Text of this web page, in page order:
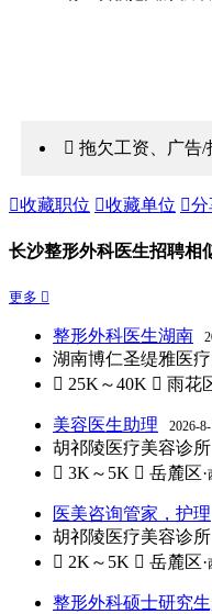
 拖欠工资、广告
收藏职位 收藏单位 分
长沙整形外科医生招聘相
更多 
整形外科医生湖南
湖南博仁圣缇雅医
 25K～40K  雨花
美容医生助理 2026-
胡祁陵医疗美容诊所
 3K～5K  岳麓区·
医美咨询管家，护理
胡祁陵医疗美容诊所
 2K～5K  岳麓区·
整形外科硕士研究